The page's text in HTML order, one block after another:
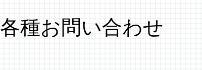
各種お問い合わせ